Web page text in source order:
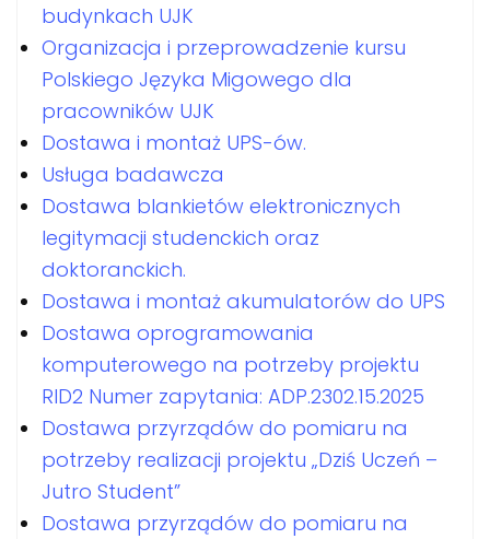
budynkach UJK
Organizacja i przeprowadzenie kursu
Polskiego Języka Migowego dla
pracowników UJK
Dostawa i montaż UPS-ów.
Usługa badawcza
Dostawa blankietów elektronicznych
legitymacji studenckich oraz
doktoranckich.
Dostawa i montaż akumulatorów do UPS
Dostawa oprogramowania
komputerowego na potrzeby projektu
RID2 Numer zapytania: ADP.2302.15.2025
Dostawa przyrządów do pomiaru na
potrzeby realizacji projektu „Dziś Uczeń –
Jutro Student”
Dostawa przyrządów do pomiaru na